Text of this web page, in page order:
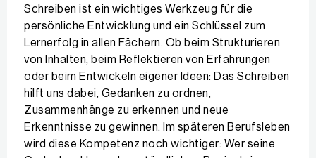
Schreiben ist ein wichtiges Werkzeug für die
persönliche Entwicklung und ein Schlüssel zum
Lernerfolg in allen Fächern. Ob beim Strukturieren
von Inhalten, beim Reflektieren von Erfahrungen
oder beim Entwickeln eigener Ideen: Das Schreiben
hilft uns dabei, Gedanken zu ordnen,
Zusammenhänge zu erkennen und neue
Erkenntnisse zu gewinnen. Im späteren Berufsleben
wird diese Kompetenz noch wichtiger: Wer seine